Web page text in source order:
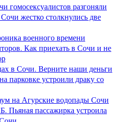
гомосексуалистов разгоняли
жестко столкнулись две
военного времени
Как приехать в Сочи и не
в Сочи. Верните наши деньги
парковке устроили драку со
на Агурские водопады Сочи
Пьяная пассажирка устроила